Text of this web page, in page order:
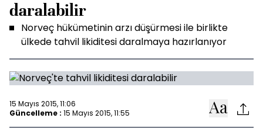
daralabilir
Norveç hükümetinin arzı düşürmesi ile birlikte
ülkede tahvil likiditesi daralmaya hazırlanıyor
15 Mayıs 2015, 11:06
Güncelleme : 15 Mayıs 2015, 11:55